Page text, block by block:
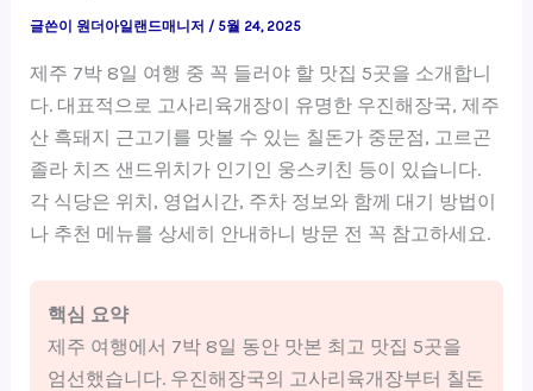
글쓴이 원더아일랜드매니저 / 5월 24, 2025
제주 7박 8일 여행 중 꼭 들러야 할 맛집 5곳을 소개합니
다. 대표적으로 고사리육개장이 유명한 우진해장국, 제주
산 흑돼지 근고기를 맛볼 수 있는 칠돈가 중문점, 고르곤
졸라 치즈 샌드위치가 인기인 웅스키친 등이 있습니다.
각 식당은 위치, 영업시간, 주차 정보와 함께 대기 방법이
나 추천 메뉴를 상세히 안내하니 방문 전 꼭 참고하세요.
핵심 요약
제주 여행에서 7박 8일 동안 맛본 최고 맛집 5곳을
엄선했습니다. 우진해장국의 고사리육개장부터 칠돈